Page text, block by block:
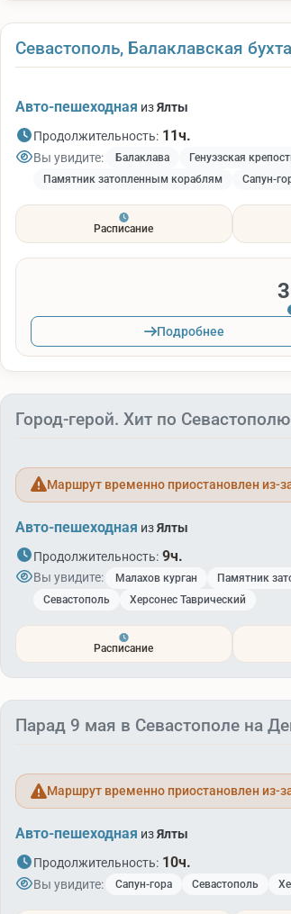
Севастополь, Балаклавская
Авто-пешеходная изЯлты
Продолжительность: 11ч.
Вы увидите: Балаклава Генуэзская
Памятник затопленным кораблям
Сапун-
Расписание
Подробнее
Город-герой. Хит по
Маршрут временно приостановлен из-
Авто-пешеходная изЯлты
Продолжительность: 9ч.
Вы увидите: Малахов курган Памятник
Севастополь
Херсонес Таврический
Расписание
Парад 9 мая в Севастополе на
Маршрут временно приостановлен из-
Авто-пешеходная изЯлты
Продолжительность: 10ч.
Вы увидите: Сапун-гора Севастополь